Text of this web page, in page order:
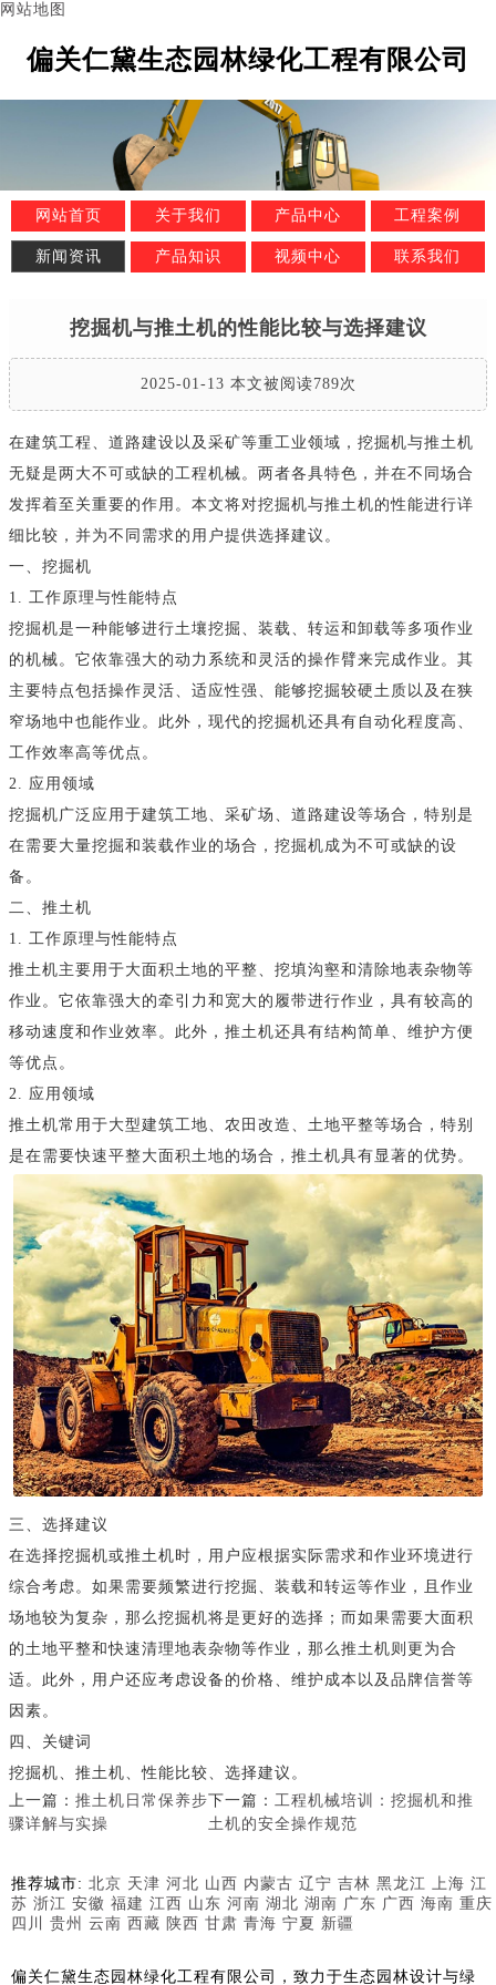
网站地图
偏关仁黛生态园林绿化工程有限公司
网站首页 关于我们 产品中心 工程案例
新闻资讯 产品知识 视频中心 联系我们
挖掘机与推土机的性能比较与选择建议
2025-01-13 本文被阅读789次
在建筑工程、道路建设以及采矿等重工业领域，挖掘机与推土机
无疑是两大不可或缺的工程机械。两者各具特色，并在不同场合
发挥着至关重要的作用。本文将对挖掘机与推土机的性能进行详
细比较，并为不同需求的用户提供选择建议。
一、挖掘机
1. 工作原理与性能特点
挖掘机是一种能够进行土壤挖掘、装载、转运和卸载等多项作业
的机械。它依靠强大的动力系统和灵活的操作臂来完成作业。其
主要特点包括操作灵活、适应性强、能够挖掘较硬土质以及在狭
窄场地中也能作业。此外，现代的挖掘机还具有自动化程度高、
工作效率高等优点。
2. 应用领域
挖掘机广泛应用于建筑工地、采矿场、道路建设等场合，特别是
在需要大量挖掘和装载作业的场合，挖掘机成为不可或缺的设
备。
二、推土机
1. 工作原理与性能特点
推土机主要用于大面积土地的平整、挖填沟壑和清除地表杂物等
作业。它依靠强大的牵引力和宽大的履带进行作业，具有较高的
移动速度和作业效率。此外，推土机还具有结构简单、维护方便
等优点。
2. 应用领域
推土机常用于大型建筑工地、农田改造、土地平整等场合，特别
是在需要快速平整大面积土地的场合，推土机具有显著的优势。
三、选择建议
在选择挖掘机或推土机时，用户应根据实际需求和作业环境进行
综合考虑。如果需要频繁进行挖掘、装载和转运等作业，且作业
场地较为复杂，那么挖掘机将是更好的选择；而如果需要大面积
的土地平整和快速清理地表杂物等作业，那么推土机则更为合
适。此外，用户还应考虑设备的价格、维护成本以及品牌信誉等
因素。
四、关键词
挖掘机、推土机、性能比较、选择建议。
上一篇： 推土机日常保养步
骤详解与实操
下一篇： 工程机械培训：挖掘机和推
土机的安全操作规范
推荐城市: 北京 天津 河北 山西 内蒙古 辽宁 吉林 黑龙江 上海 江
苏 浙江 安徽 福建 江西 山东 河南 湖北 湖南 广东 广西 海南 重庆
四川
贵州 云南 西藏 陕西 甘肃 青海 宁夏 新疆
偏关仁黛生态园林绿化工程有限公司，致力于生态园林设计与绿